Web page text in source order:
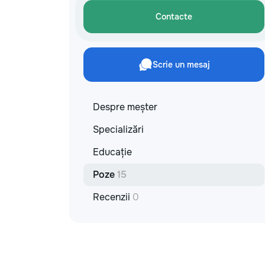
Contacte
Scrie un mesaj
Despre meșter
Specializări
Educație
Poze15
Recenzii 0